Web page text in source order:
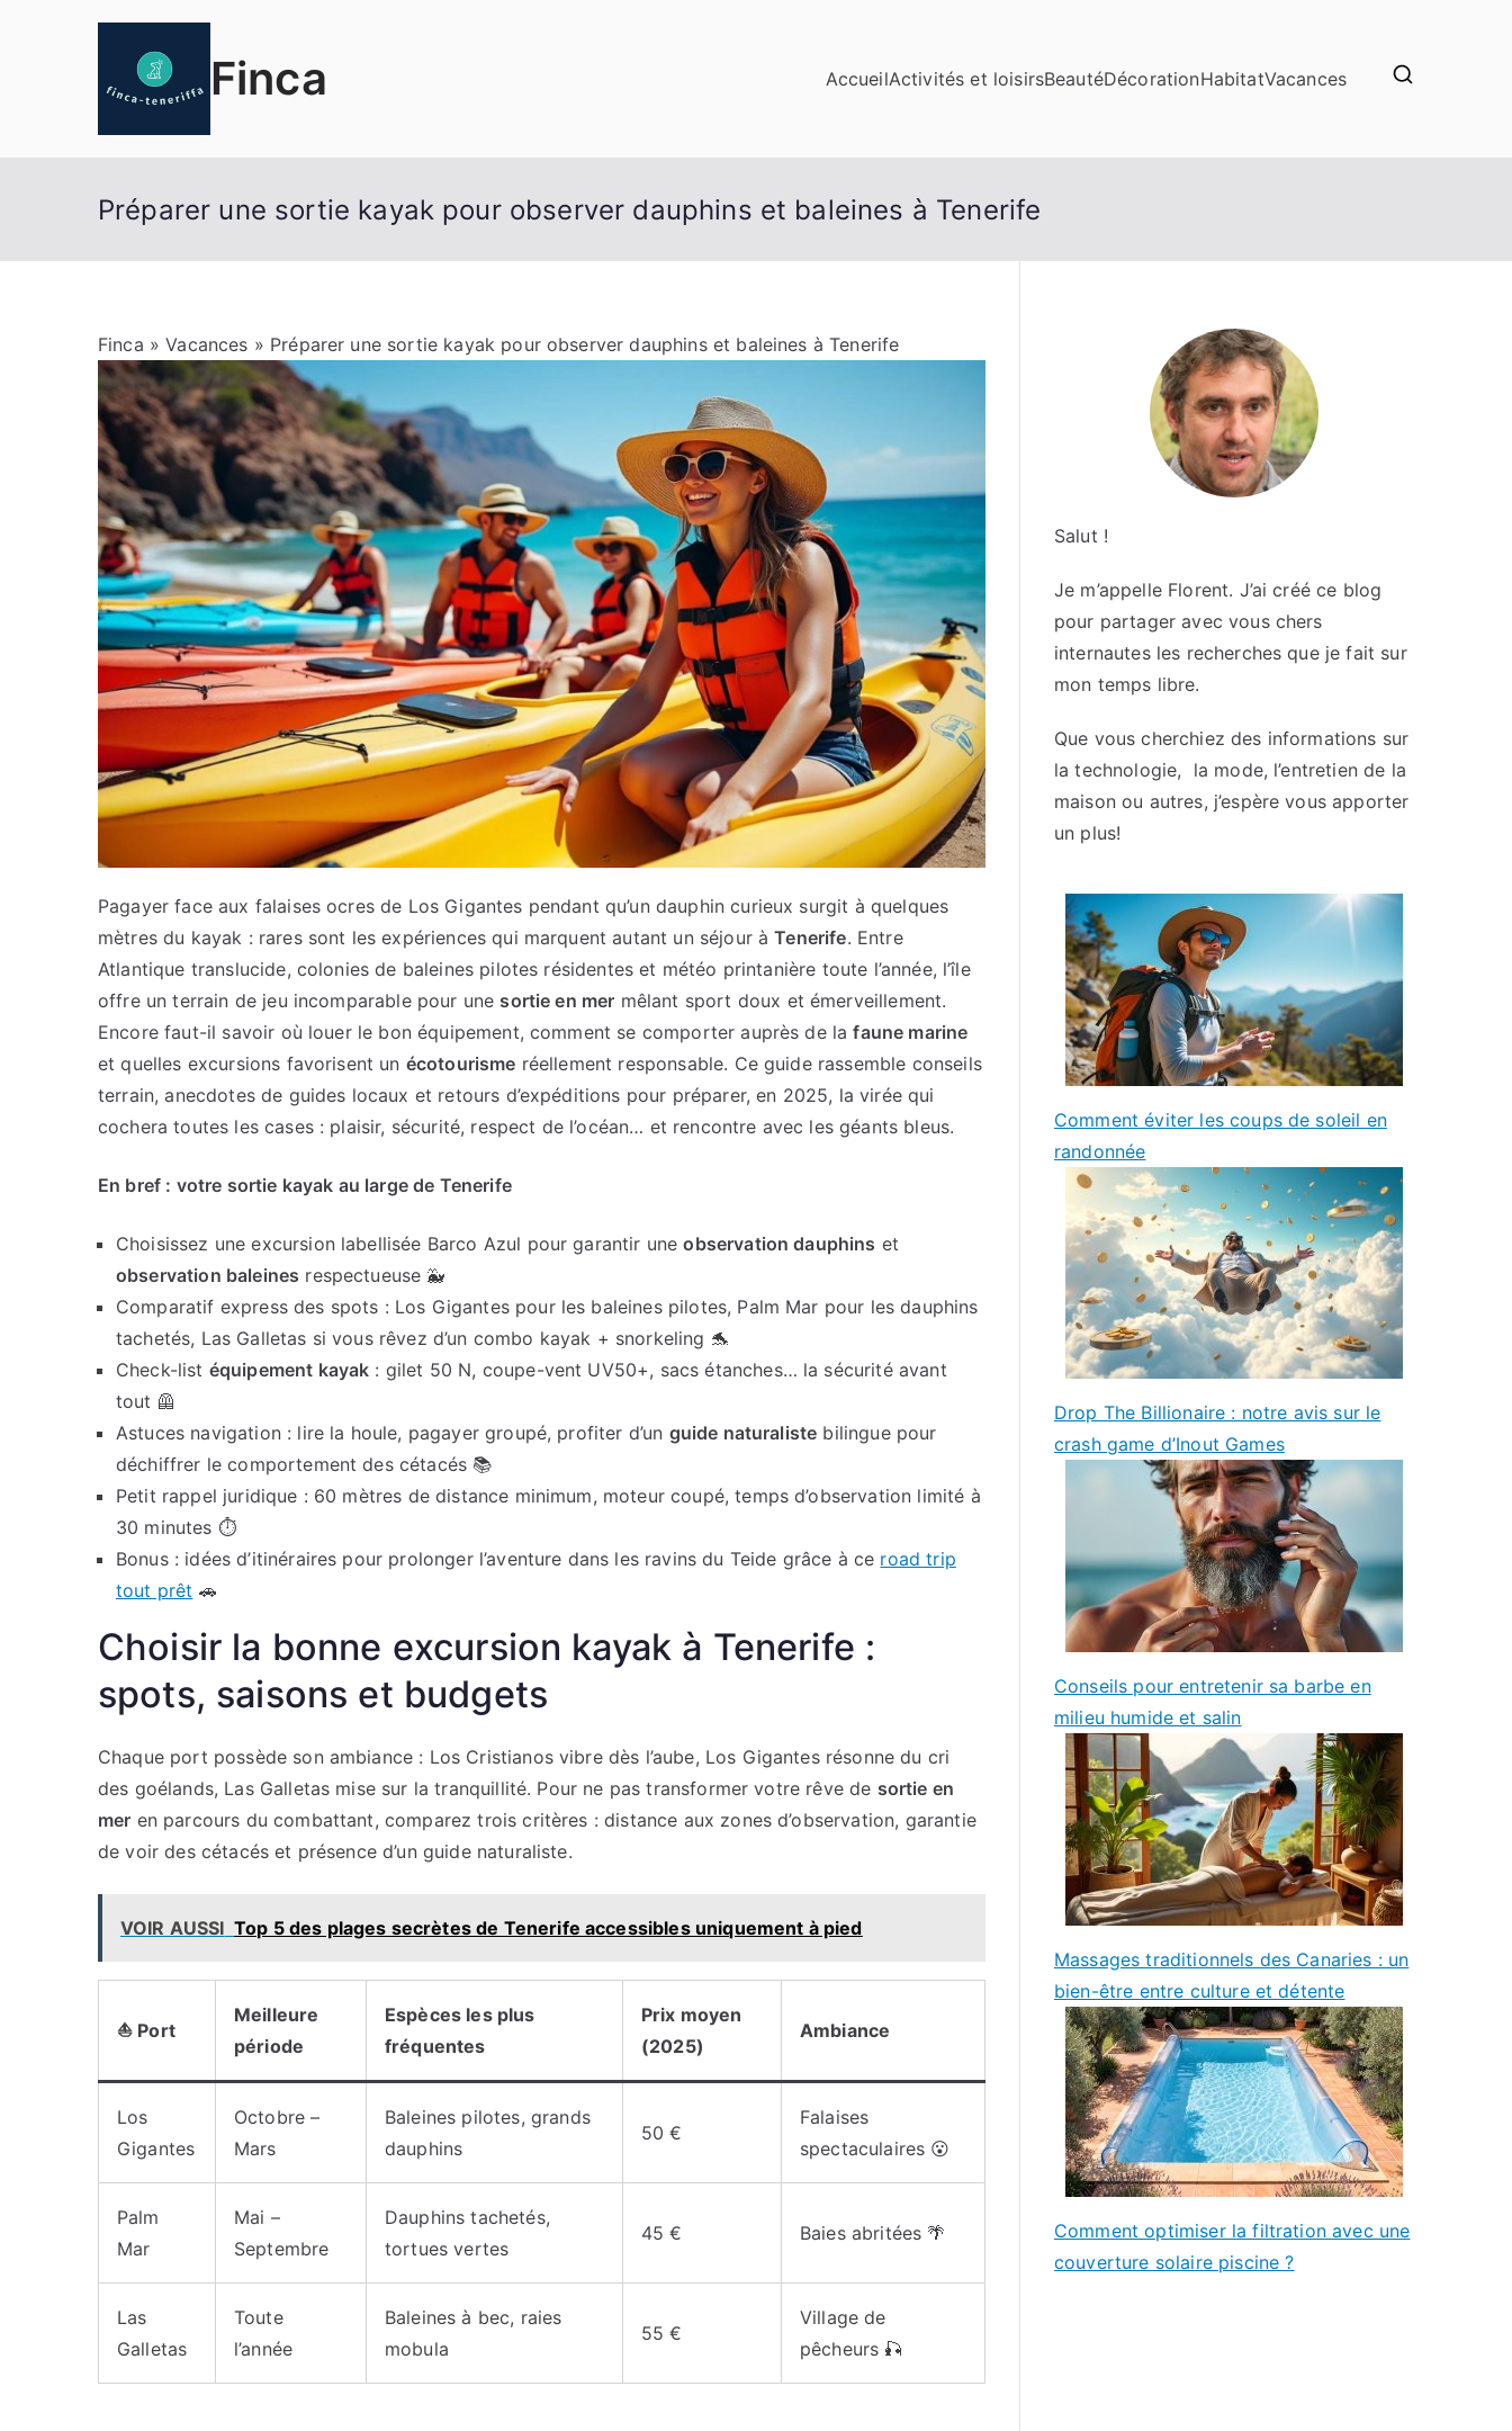
Finca AccueilActivités et loisirsBeautéDécorationHabitatVacances
Préparer une sortie kayak pour observer dauphins et baleines à Tenerife
Finca »Vacances » Préparer une sortie kayak pour observer dauphins et baleines à Tenerife
Pagayer face aux falaises ocres de Los Gigantes pendant qu’un dauphin curieux surgit à quelques
mètres du kayak : rares sont les expériences qui marquent autant un séjour àTenerife. Entre
Atlantique translucide, colonies de baleines pilotes résidentes et météo printanière toute l’année, l’île
offre un terrain de jeu incomparable pour une sortie en mer mêlant sport doux et émerveillement.
Encore faut-il savoir où louer le bon équipement, comment se comporter auprès de lafaune marine
et quelles excursions favorisent un écotourisme réellement responsable. Ce guide rassemble conseils
terrain, anecdotes de guides locaux et retours d’expéditions pour préparer, en 2025, la virée qui
cochera toutes les cases : plaisir, sécurité, respect de l’océan… et rencontre avec les géants bleus.
En bref : votre sortie kayak au large de Tenerife
Choisissez une excursion labellisée Barco Azul pour garantir uneobservation dauphins et
observation baleines respectueuse 🐳
Comparatif express des spots : Los Gigantes pour les baleines pilotes, Palm Mar pour les dauphins
tachetés, Las Galletas si vous rêvez d’un combo kayak + snorkeling 🐬
Check-list équipement kayak : gilet 50 N, coupe-vent UV50+, sacs étanches… la sécurité avant
tout 🦺
Astuces navigation : lire la houle, pagayer groupé, profiter d’un guide naturaliste bilingue pour
déchiffrer le comportement des cétacés 📚
Petit rappel juridique : 60 mètres de distance minimum, moteur coupé, temps d’observation limité à
30 minutes ⏱️
Bonus : idées d’itinéraires pour prolonger l’aventure dans les ravins du Teide grâce à ce road trip
tout prêt 🚗
Choisir la bonne excursion kayak à Tenerife :
spots, saisons et budgets
Chaque port possède son ambiance : Los Cristianos vibre dès l’aube, Los Gigantes résonne du cri
des goélands, Las Galletas mise sur la tranquillité. Pour ne pas transformer votre rêve de sortie en
mer en parcours du combattant, comparez trois critères : distance aux zones d’observation, garantie
de voir des cétacés et présence d’un guide naturaliste.
VOIR AUSSI Top 5 des plages secrètes de Tenerife accessibles uniquement à pied
⛵ Port
Meilleure
période
Espèces les plus
fréquentes
Prix moyen
(2025)
Ambiance
Los
Gigantes
Octobre –
Mars
Baleines pilotes, grands
dauphins
50 €
Falaises
spectaculaires 😮
Palm
Mar
Mai –
Septembre
Dauphins tachetés,
tortues vertes
45 € Baies abritées 🌴
Las
Galletas
Toute
l’année
Baleines à bec, raies
mobula
55 €
Village de
pêcheurs 🎣
Salut !
Je m’appelle Florent. J’ai créé ce blog
pour partager avec vous chers
internautes les recherches que je fait sur
mon temps libre.
Que vous cherchiez des informations sur
la technologie, la mode, l’entretien de la
maison ou autres, j’espère vous apporter
un plus!
Comment éviter les coups de soleil en
randonnée
Drop The Billionaire : notre avis sur le
crash game d’Inout Games
Conseils pour entretenir sa barbe en
milieu humide et salin
Massages traditionnels des Canaries : un
bien-être entre culture et détente
Comment optimiser la filtration avec une
couverture solaire piscine ?